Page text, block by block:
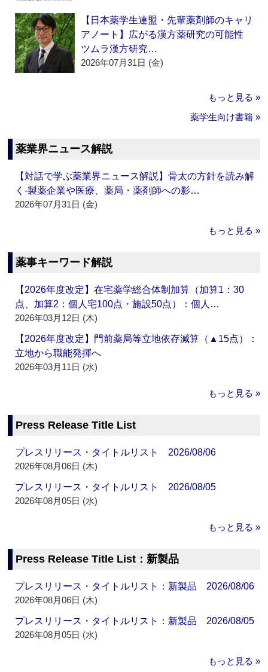
【日本薬学生連盟・先輩薬剤師のキャリ
アノート】広がる漢方薬研究の可能性
ツムラ漢方研究…
2026年07月31日 (金)
もっと見る »
薬学生向け書籍 »
薬業界ニュース解説
【対話で学ぶ薬業界ニュース解説】骨太の方針を読み解
く‐製薬企業や医療、薬局・薬剤師への影…
2026年07月31日 (金)
もっと見る »
薬事キーワード解説
【2026年度改定】在宅薬学総合体制加算（加算1：30
点、加算2：個人宅100点・施設50点）：個人…
2026年03月12日 (木)
【2026年度改定】門前薬局等立地依存減算（▲15点）：
立地から職能発揮へ
2026年03月11日 (水)
もっと見る »
Press Release Title List
プレスリリース・タイトルリスト 2026/08/06
2026年08月06日 (木)
プレスリリース・タイトルリスト 2026/08/05
2026年08月05日 (水)
もっと見る »
Press Release Title List：新製品
プレスリリース・タイトルリスト：新製品 2026/08/06
2026年08月06日 (木)
プレスリリース・タイトルリスト：新製品 2026/08/05
2026年08月05日 (水)
もっと見る »